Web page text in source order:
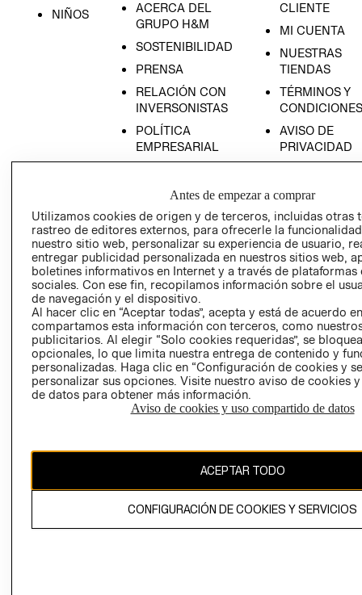
NIÑOS
ACERCA DEL
GRUPO H&M
SOSTENIBILIDAD
PRENSA
RELACIÓN CON
INVERSONISTAS
POLÍTICA
EMPRESARIAL
CLIENTE
MI CUENTA
NUESTRAS
TIENDAS
TÉRMINOS Y
CONDICIONES
AVISO DE
PRIVACIDAD
AVISO DE
LIBRO DE
Ecuador ($)
CAMBIAR REGIÓN
propiedad de H&M Hennes & Mauritz AB.
Antes de empezar a comprar
Utilizamos cookies de origen y de terceros, incluidas otras
rastreo de editores externos, para ofrecerle la
nuestro sitio web, personalizar su experiencia de usuario,
entregar publicidad personalizada en nuestros sitios web,
boletines informativos en Internet y a través de plataformas
sociales. Con ese fin, recopilamos información sobre el
de navegación y el dispositivo.
Al hacer clic en “Aceptar todas”, acepta y está de acuerdo
compartamos esta información con terceros, como
publicitarios. Al elegir “Solo cookies requeridas”, se
opcionales, lo que limita nuestra entrega de contenido y
personalizadas. Haga clic en “Configuración de cookies y
personalizar sus opciones. Visite nuestro aviso de cookies
de datos para obtener más información.
Aviso de cookies y uso compartido de datos
ACEPTAR TODO
CONFIGURACIÓN DE COOKIES Y SERVICIOS